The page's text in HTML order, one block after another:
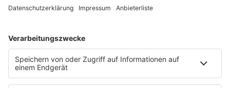
KONTAKTIEREN SIE UNS